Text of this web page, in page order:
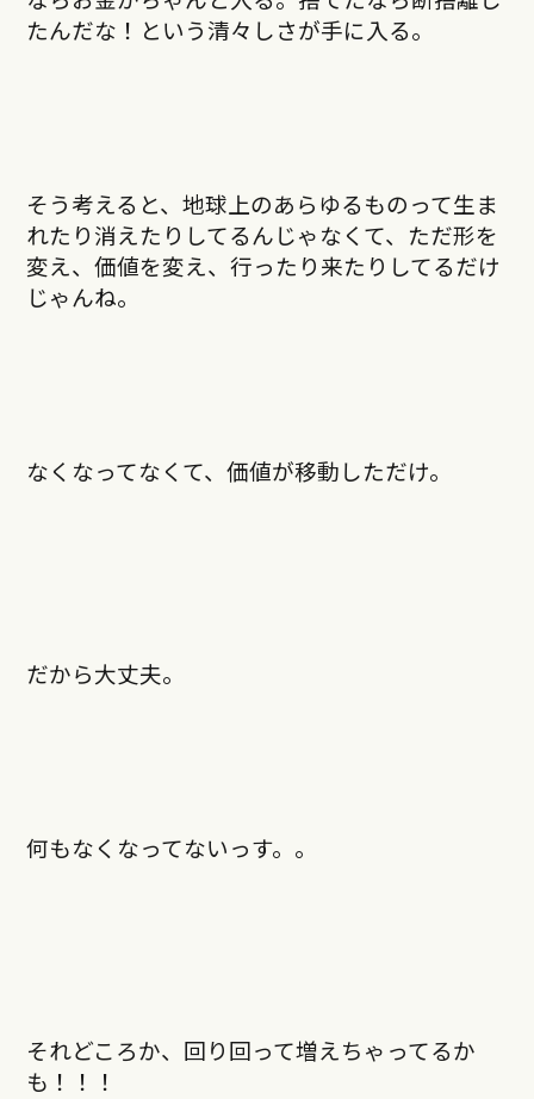
たんだな！という清々しさが手に入る。
そう考えると、地球上のあらゆるものって生ま
れたり消えたりしてるんじゃなくて、ただ形を
変え、価値を変え、行ったり来たりしてるだけ
じゃんね。
なくなってなくて、価値が移動しただけ。
だから大丈夫。
何もなくなってないっす。。
それどころか、回り回って増えちゃってるか
も！！！